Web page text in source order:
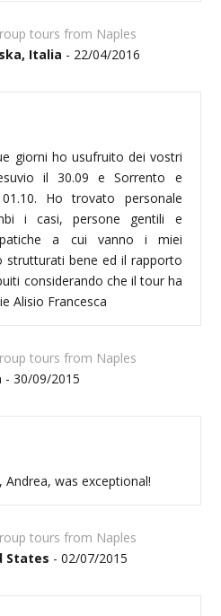
tours from Naples
Italia - 22/04/2016
giorni ho usufruito dei vostri
il 30.09 e Sorrento e
Ho trovato personale
i casi, persone gentili e
a cui vanno i miei
strutturati bene ed il rapporto
considerando che il tour ha
Alisio Francesca
tours from Naples
- 30/09/2015
Andrea, was exceptional!
tours from Naples
States - 02/07/2015